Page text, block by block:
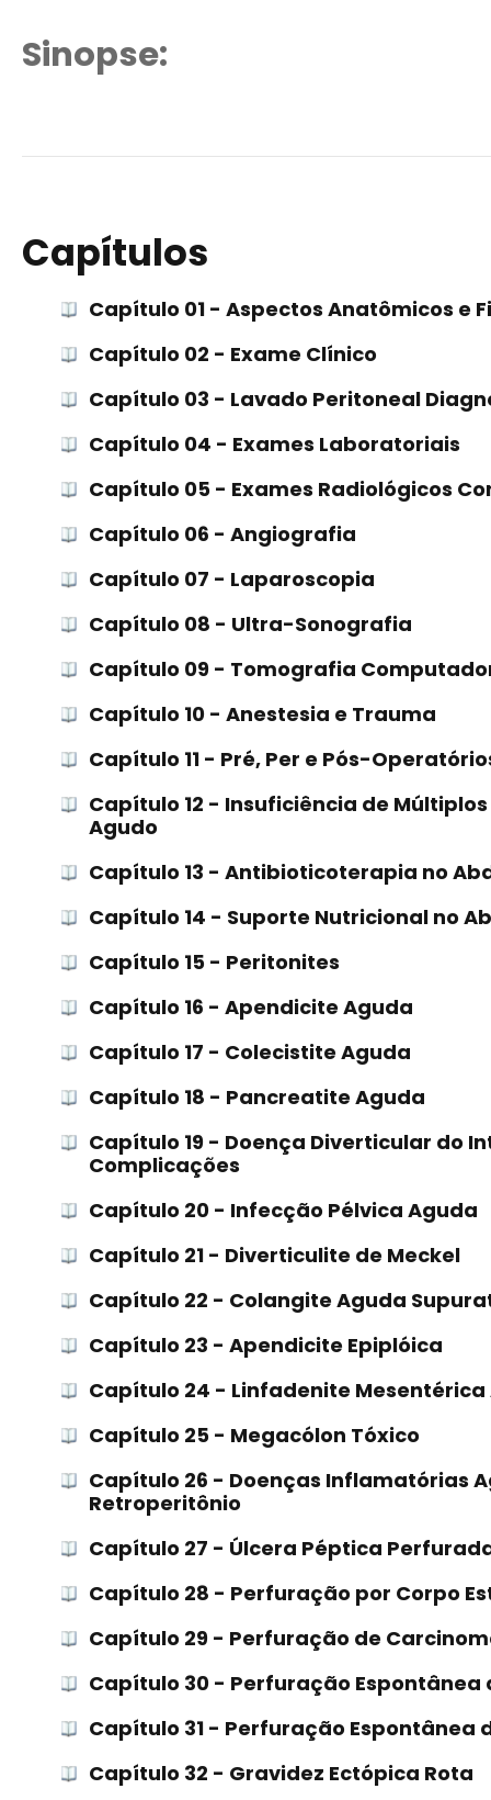
Sinopse:
Capítulos
Capítulo 01 - Aspectos Anatômicos e
Capítulo 02 - Exame Clínico
Capítulo 03 - Lavado Peritoneal
Capítulo 04 - Exames Laboratoriais
Capítulo 05 - Exames Radiológicos
Capítulo 06 - Angiografia
Capítulo 07 - Laparoscopia
Capítulo 08 - Ultra-Sonografia
Capítulo 09 - Tomografia
Capítulo 10 - Anestesia e Trauma
Capítulo 11 - Pré, Per e Pós-
Capítulo 12 - Insuficiência de
Agudo
Capítulo 13 - Antibioticoterapia no
Capítulo 14 - Suporte Nutricional no
Capítulo 15 - Peritonites
Capítulo 16 - Apendicite Aguda
Capítulo 17 - Colecistite Aguda
Capítulo 18 - Pancreatite Aguda
Capítulo 19 - Doença Diverticular do
Complicações
Capítulo 20 - Infecção Pélvica Aguda
Capítulo 21 - Diverticulite de Meckel
Capítulo 22 - Colangite Aguda
Capítulo 23 - Apendicite Epiplóica
Capítulo 24 - Linfadenite Mesentérica
Capítulo 25 - Megacólon Tóxico
Capítulo 26 - Doenças Inflamatórias
Retroperitônio
Capítulo 27 - Úlcera Péptica
Capítulo 28 - Perfuração por Corpo
Capítulo 29 - Perfuração de
Capítulo 30 - Perfuração Espontânea
Capítulo 31 - Perfuração Espontânea
Capítulo 32 - Gravidez Ectópica Rota